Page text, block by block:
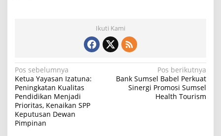
Ikuti Kami
N
a
v
i
g
Pos sebelumnya
Ketua Yayasan Izatuna:
Peningkatan Kualitas
Pendidikan Menjadi
Prioritas, Kenaikan SPP
Keputusan Dewan
Pimpinan
Pos berikutnya
Bank Sumsel Babel Perkuat
Sinergi Promosi Sumsel
Health Tourism